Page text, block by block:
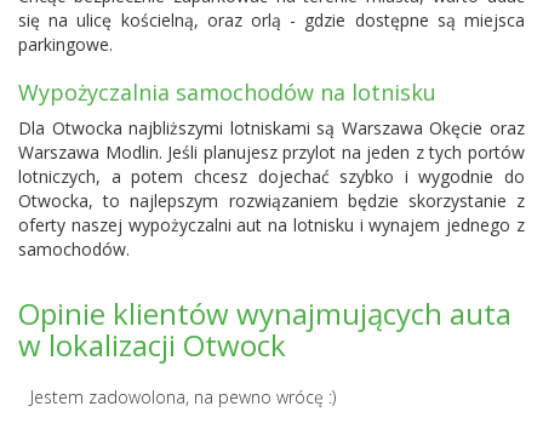
się na ulicę kościelną, oraz orlą - gdzie dostępne są miejsca
parkingowe.
Wypożyczalnia samochodów na lotnisku
Dla Otwocka najbliższymi lotniskami są Warszawa Okęcie oraz
Warszawa Modlin. Jeśli planujesz przylot na jeden z tych portów
lotniczych, a potem chcesz dojechać szybko i wygodnie do
Otwocka, to najlepszym rozwiązaniem będzie skorzystanie z
oferty naszej wypożyczalni aut na lotnisku i wynajem jednego z
samochodów.
Opinie klientów wynajmujących auta
w lokalizacji Otwock
Jestem zadowolona, na pewno wrócę :)